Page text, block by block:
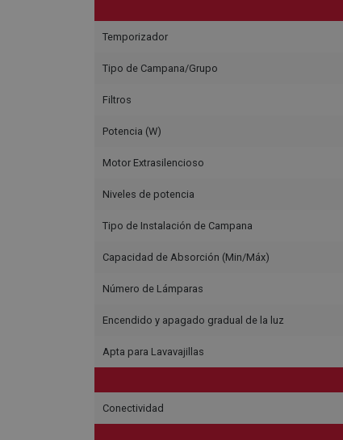
Temporizador
Tipo de Campana/Grupo
Filtros
Potencia (W)
Motor Extrasilencioso
Niveles de potencia
Tipo de Instalación de Campana
Capacidad de Absorción (Min/Máx)
Número de Lámparas
Encendido y apagado gradual de la luz
Apta para Lavavajillas
Conectividad